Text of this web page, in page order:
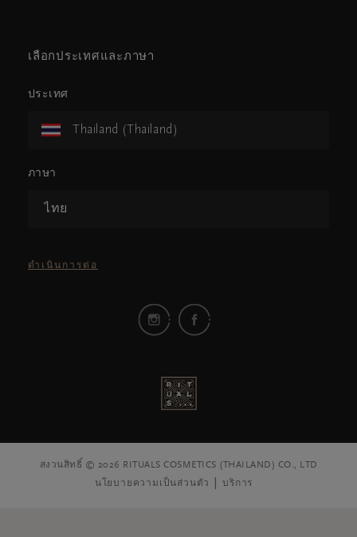
เลือกประเทศและภาษา
ประเทศ
Thailand (Thailand)
ภาษา
ไทย
ดำเนินการต่อ
สงวนสิทธิ์ © 2026 RITUALS COSMETICS (THAILAND) CO., LTD
นโยบายความเป็นส่วนตัว
บริการ